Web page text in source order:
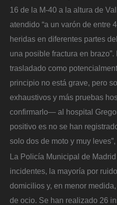
16 de la M-40 a la altura de
atendido “a un varón de entre
heridas en diferentes partes
una posible fractura en
trasladado como
principio no está grave, pero
exhaustivos y más pruebas
confirmarlo― al hospital
positivo es no se han
solo dos de moto y muy
La Policía Municipal de
incidentes, la mayoría por
domicilios y, en menor
de ocio. Se han realizado 26